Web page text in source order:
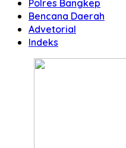
Polres Bangkep
Bencana Daerah
Advetorial
Indeks